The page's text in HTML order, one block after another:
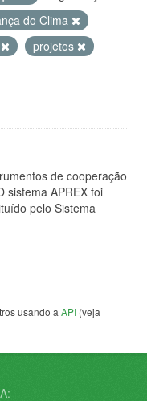
do Clima
projetos
de cooperação
sistema APREX foi
pelo Sistema
usando a API (veja